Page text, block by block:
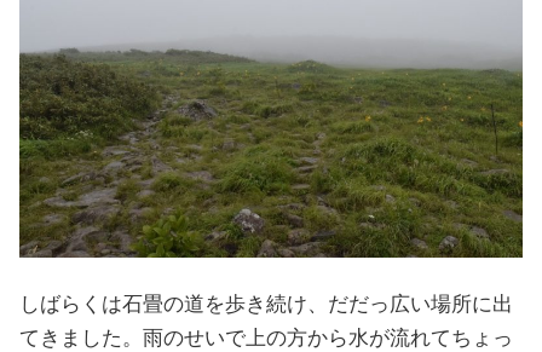
しばらくは石畳の道を歩き続け、だだっ広い場所に出
てきました。雨のせいで上の方から水が流れてちょっ